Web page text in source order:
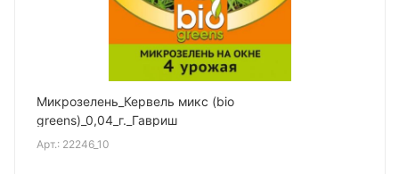
Микрозелень_Кервель микс (bio
greens)_0,04_г._Гавриш
Арт.: 22246_10